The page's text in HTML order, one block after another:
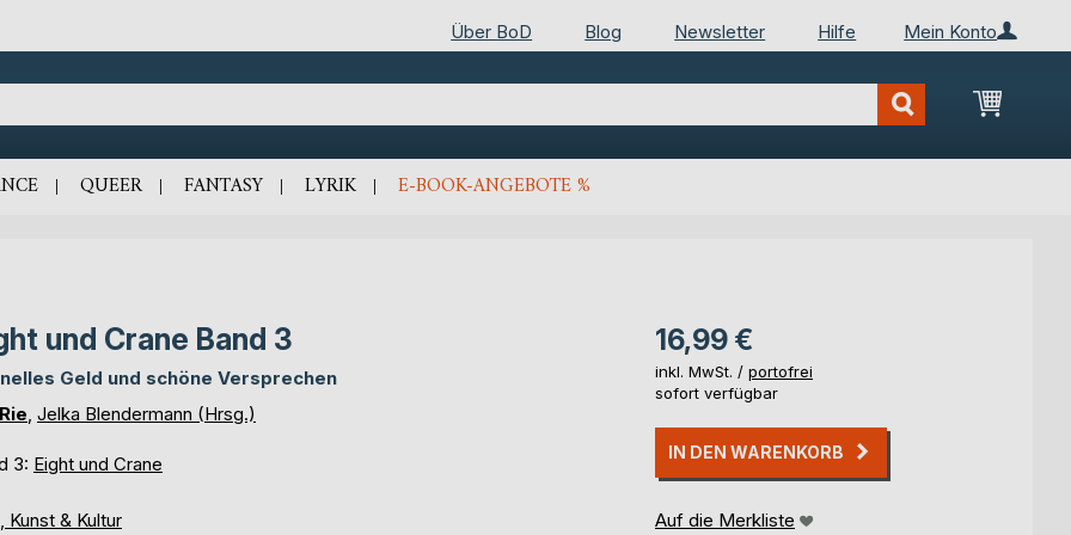
Mein Konto
Über BoD Blog Newsletter Hilfe
Mein
QUEER FANTASY LYRIK E-BOOK-ANGEBOTE %
und Crane Band 3
Geld und schöne Versprechen
Jelka Blendermann (Hrsg.)
3: Eight und Crane
Kunst & Kultur
16,99 €
inkl. MwSt. / portofrei
sofort verfügbar
IN DEN WARENKORB
Auf die Merkliste